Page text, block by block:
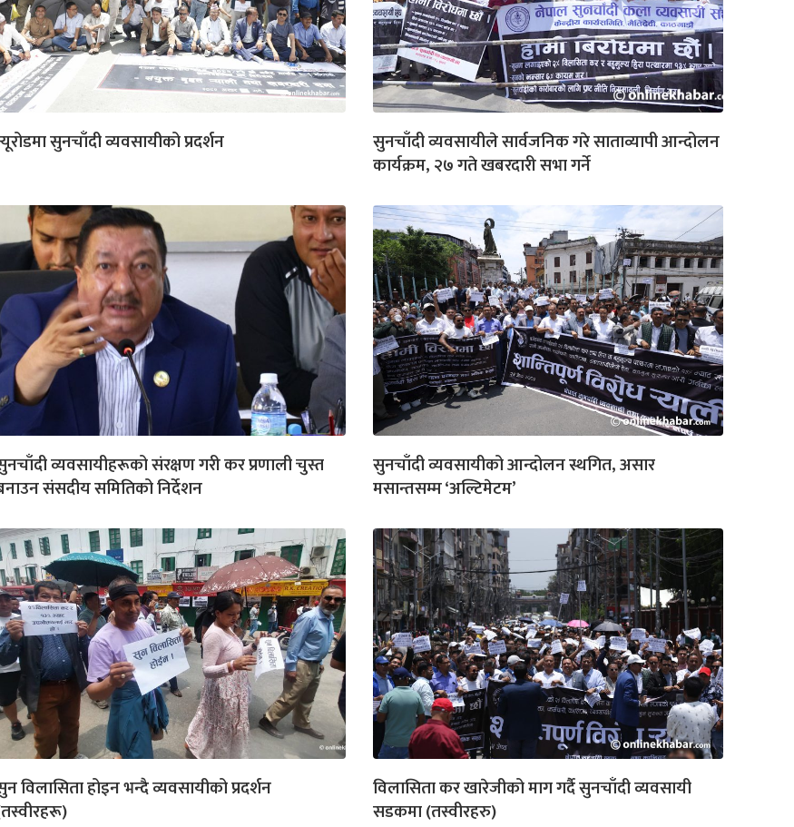
सुनचाँदी व्यवसायीको प्रदर्शन
सुनचाँदी व्यवसायीले सार्वजनिक गरे साताव्यापी आन्दोलन
कार्यक्रम, २७ गते खबरदारी सभा गर्ने
व्यवसायीहरूको संरक्षण गरी कर प्रणाली चुस्त
संसदीय समितिको निर्देशन
सुनचाँदी व्यवसायीको आन्दोलन स्थगित, असार
मसान्तसम्म ‘अल्टिमेटम’
विलासिता होइन भन्दै व्यवसायीको प्रदर्शन
विलासिता कर खारेजीको माग गर्दै सुनचाँदी व्यवसायी
सडकमा (तस्वीरहरु)